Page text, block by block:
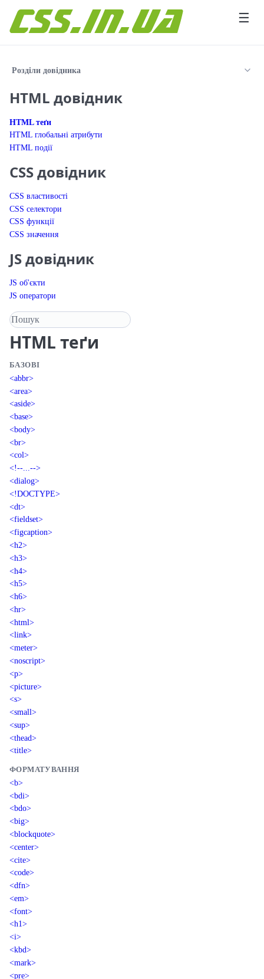
☰
Розділи довідника
HTML довідник
HTML теґи
HTML глобальні атрибути
HTML події
CSS довідник
CSS властивості
CSS селектори
CSS функції
CSS значення
JS довідник
JS об'єкти
JS оператори
Пошук у довіднику
HTML теґи
БАЗОВІ
<abbr>
<area>
<aside>
<base>
<body>
<br>
<col>
<!--...-->
<dialog>
<!DOCTYPE>
<dt>
<fieldset>
<figcaption>
<h2>
<h3>
<h4>
<h5>
<h6>
<hr>
<html>
<link>
<meter>
<noscript>
<p>
<picture>
<s>
<small>
<sup>
<thead>
<title>
ФОРМАТУВАННЯ
<b>
<bdi>
<bdo>
<big>
<blockquote>
<center>
<cite>
<code>
<dfn>
<em>
<font>
<h1>
<i>
<kbd>
<mark>
<pre>